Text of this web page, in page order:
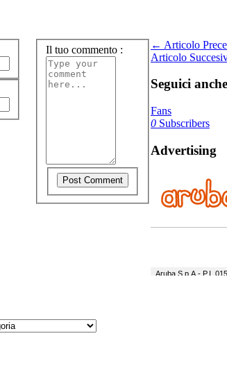
Il tuo commento :
← Articolo
Articolo
Seguici
Fans
0 Subscribers
Advertising